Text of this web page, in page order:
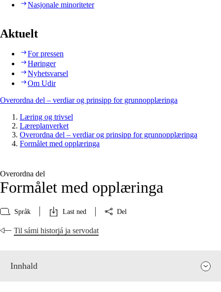
Nasjonale minoriteter
Aktuelt
For pressen
Høringer
Nyhetsvarsel
Om Udir
Overordna del – verdiar og prinsipp for grunnopplæringa
Læring og trivsel
Læreplanverket
Overordna del – verdiar og prinsipp for grunnopplæringa
Formålet med opplæringa
Overordna del
Formålet med opplæringa
Språk Last ned Del
Til sámi historjá ja servodat
Innhald